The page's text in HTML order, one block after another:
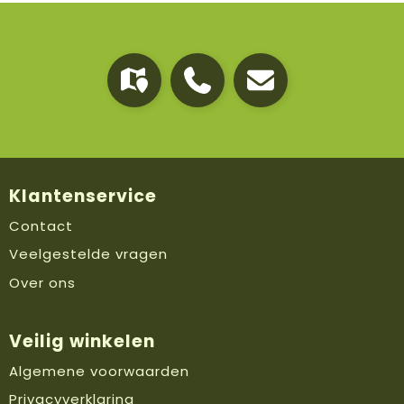
Klantenservice
Contact
Veelgestelde vragen
Over ons
Veilig winkelen
Algemene voorwaarden
Privacyverklaring